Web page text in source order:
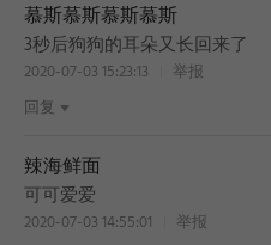
慕斯慕斯慕斯慕斯
3秒后狗狗的耳朵又长回来了
2020-07-03 15:23:13
举报
回复
辣海鲜面
可可爱爱
2020-07-03 14:55:01
举报